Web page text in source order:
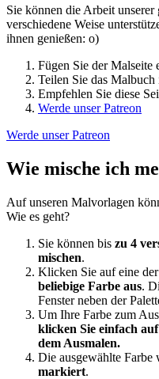
Sie können die Arbeit
verschiedene Weise
ihnen genießen: o)
Fügen Sie der Malseite
Teilen Sie das
Empfehlen Sie diese
Werde unser Patreon
Werde unser Patreon
Wie mische ich
Auf unseren Malvorlagen
Wie es geht?
Sie können bis zu 4
mischen.
Klicken Sie auf eine
beliebige Farbe aus.
Fenster neben der
Um Ihre Farbe zum
klicken Sie einfach
dem Ausmalen.
Die ausgewählte Farbe
markiert.